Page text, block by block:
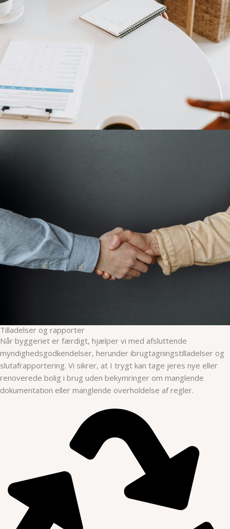
Tilladelser og rapporter
Når byggeriet er færdigt, hjælper vi med afsluttende
myndighedsgodkendelser, herunder ibrugtagningstilladelser og
slutafrapportering. Vi sikrer, at I trygt kan tage jeres nye eller
renoverede bolig i brug uden bekymringer om manglende
dokumentation eller manglende overholdelse af regler.